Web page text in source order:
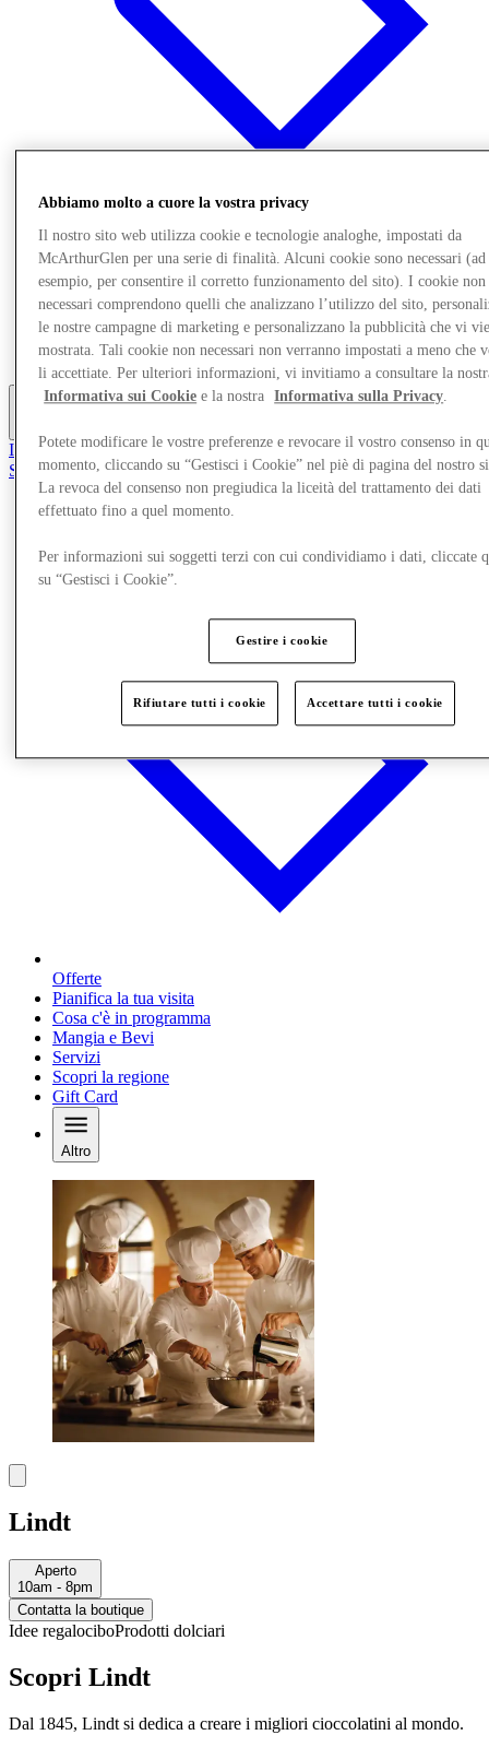
Offerte
Pianifica la tua visita
Cosa c'è in programma
Mangia e Bevi
Scopri la regione
Gift Card
Il Club
Salvata
it
Offerte
Pianifica la tua visita
Cosa c'è in programma
Mangia e Bevi
Servizi
Scopri la regione
Gift Card
Altro
Lindt
Aperto
10am - 8pm
Contatta la boutique
Idee regalociboProdotti dolciari
Scopri Lindt
Dal 1845, Lindt si dedica a creare i migliori cioccolatini al mondo.
Abbiamo molto a cuore la vostra privacy
Il nostro sito web utilizza cookie e tecnologie analoghe, impostati da
McArthurGlen per una serie di finalità. Alcuni cookie sono necessari (ad
esempio, per consentire il corretto funzionamento del sito). I cookie non
necessari comprendono quelli che analizzano l’utilizzo del sito,
le nostre campagne di marketing e personalizzano la pubblicità che vi
mostrata. Tali cookie non necessari non verranno impostati a meno che
li accettiate. Per ulteriori informazioni, vi invitiamo a consultare la
Informativa sui Cookie e la nostra Informativa sulla Privacy.
Potete modificare le vostre preferenze e revocare il vostro consenso in
momento, cliccando su “Gestisci i Cookie” nel piè di pagina del nostro
La revoca del consenso non pregiudica la liceità del trattamento dei dati
effettuato fino a quel momento.
Per informazioni sui soggetti terzi con cui condividiamo i dati, cliccate
su “Gestisci i Cookie”.
Gestire i cookie
Rifiutare tutti i cookie Accettare tutti i cookie